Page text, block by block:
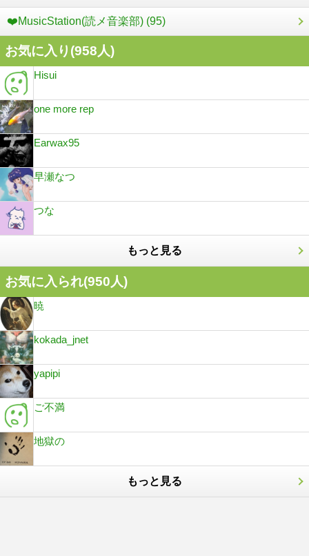
❤️MusicStation(読メ音楽部) (95)
お気に入り(958人)
Hisui
one more rep
Earwax95
早瀬なつ
つな
もっと見る
お気に入られ(950人)
暁
kokada_jnet
yapipi
ご不満
地獄の
もっと見る